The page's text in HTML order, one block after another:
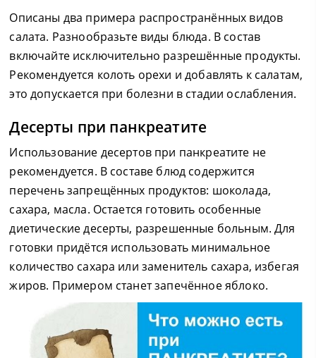
Описаны два примера распространённых видов
салата. Разнообразьте виды блюда. В состав
включайте исключительно разрешённые продукты.
Рекомендуется колоть орехи и добавлять к салатам,
это допускается при болезни в стадии ослабления.
Десерты при панкреатите
Использование десертов при панкреатите не
рекомендуется. В составе блюд содержится
перечень запрещённых продуктов: шоколада,
сахара, масла. Остается готовить особенные
диетические десерты, разрешенные больным. Для
готовки придётся использовать минимальное
количество сахара или заменитель сахара, избегая
жиров. Примером станет запечённое яблоко.